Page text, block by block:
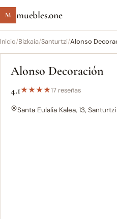
M muebles.one
Inicio/Bizkaia/Santurtzi/Alonso
Alonso Decoración
4.1★★★★17 reseñas
Santa Eulalia Kalea, 13, Santurtzi